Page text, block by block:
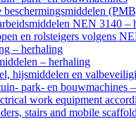
NEN 3140 –
en rolsteigers volgens
– herhaling
– herhaling
hijsmiddelen en
park- en bouwmachines
work equipment
stairs and mobile